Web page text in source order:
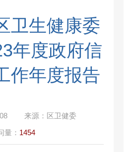
卫生健康委
年度政府信
作年度报告
来源： 区卫健委
量： 1454